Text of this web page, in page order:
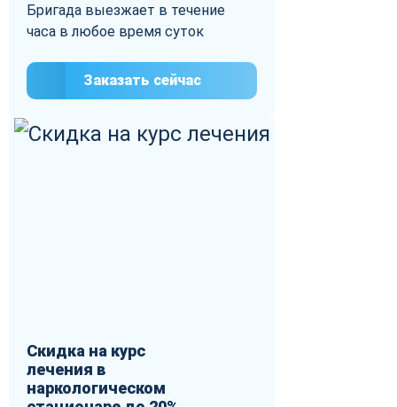
Бригада выезжает в течение
часа в любое время суток
Заказать сейчас
Скидка на курс
лечения в
наркологическом